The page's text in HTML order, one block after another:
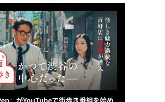
』がYouTubeで街歩き番組を始め